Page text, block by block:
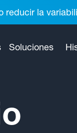
reducir la
Soluciones